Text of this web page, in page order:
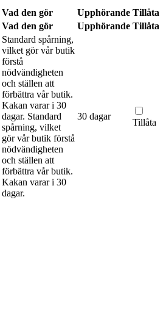
Vad den gör Upphörande Tillåta
Vad den gör Upphörande Tillåta
Standard spårning,
vilket gör vår butik
förstå
nödvändigheten
och ställen att
förbättra vår butik.
Kakan varar i 30
dagar. Standard
spårning, vilket
gör vår butik förstå
nödvändigheten
och ställen att
förbättra vår butik.
Kakan varar i 30
dagar.
30 dagar
Tillåta